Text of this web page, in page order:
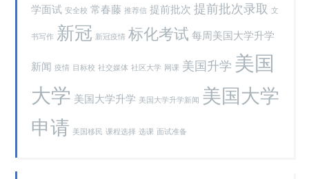
学面试 安全校 常春藤 推荐信 提前批次 提前批次录取 文
书写作 新冠 新冠疫情 标化考试 每周美国大学升学
新闻 疫情 目标校 社交媒体 社区大学 网课 美国升学 美国
大学 美国大学升学 美国大学升学新闻 美国大学
申请 美国移民 课程选择 选课 面试准备